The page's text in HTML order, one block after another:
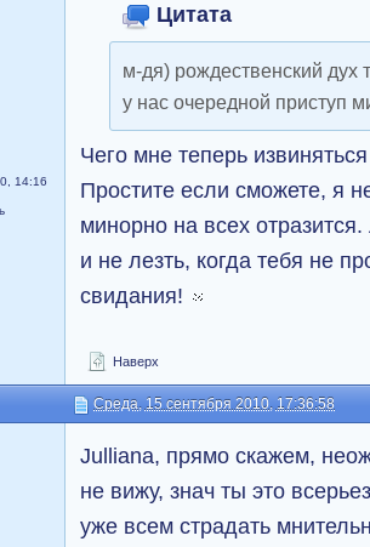
14:16
Цитата
м-дя) рождественский дух
у нас очередной приступ
Чего мне теперь
Простите если сможете, я
минорно на всех
и не лезть, когда тебя не
свидания!
Наверх
Среда, 15 сентября 2010, 17:36:58
Julliana, прямо скажем,
не вижу, знач ты это
уже всем страдать